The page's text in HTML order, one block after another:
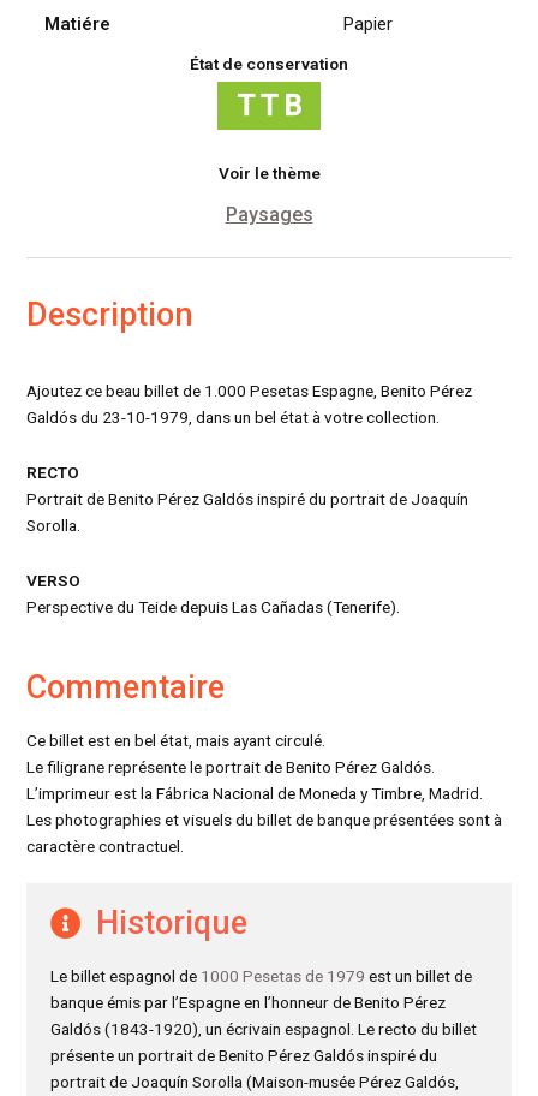
Matiére
Papier
État de conservation
Voir le thème
Paysages
Description
Ajoutez ce beau billet de 1.000 Pesetas Espagne, Benito Pérez
Galdós du 23-10-1979, dans un bel état à votre collection.
RECTO
Portrait de Benito Pérez Galdós inspiré du portrait de Joaquín
Sorolla.
VERSO
Perspective du Teide depuis Las Cañadas (Tenerife).
Commentaire
Ce billet est en bel état, mais ayant circulé.
Le filigrane représente le portrait de Benito Pérez Galdós.
L’imprimeur est la Fábrica Nacional de Moneda y Timbre, Madrid.
Les photographies et visuels du billet de banque présentées sont à
caractère contractuel.
Historique
Le billet espagnol de 1000 Pesetas de 1979 est un billet de
banque émis par l’Espagne en l’honneur de Benito Pérez
Galdós (1843-1920), un écrivain espagnol. Le recto du billet
présente un portrait de Benito Pérez Galdós inspiré du
portrait de Joaquín Sorolla (Maison-musée Pérez Galdós,